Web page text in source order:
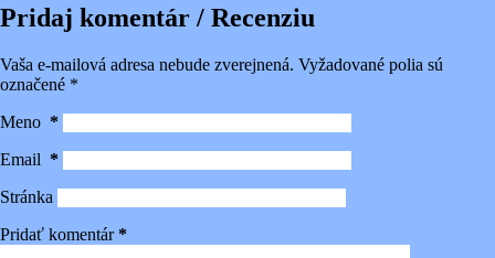
Pridaj komentár / Recenziu
Vaša e-mailová adresa nebude zverejnená. Vyžadované polia sú
označené *
Meno *
Email *
Stránka
Pridať komentár*